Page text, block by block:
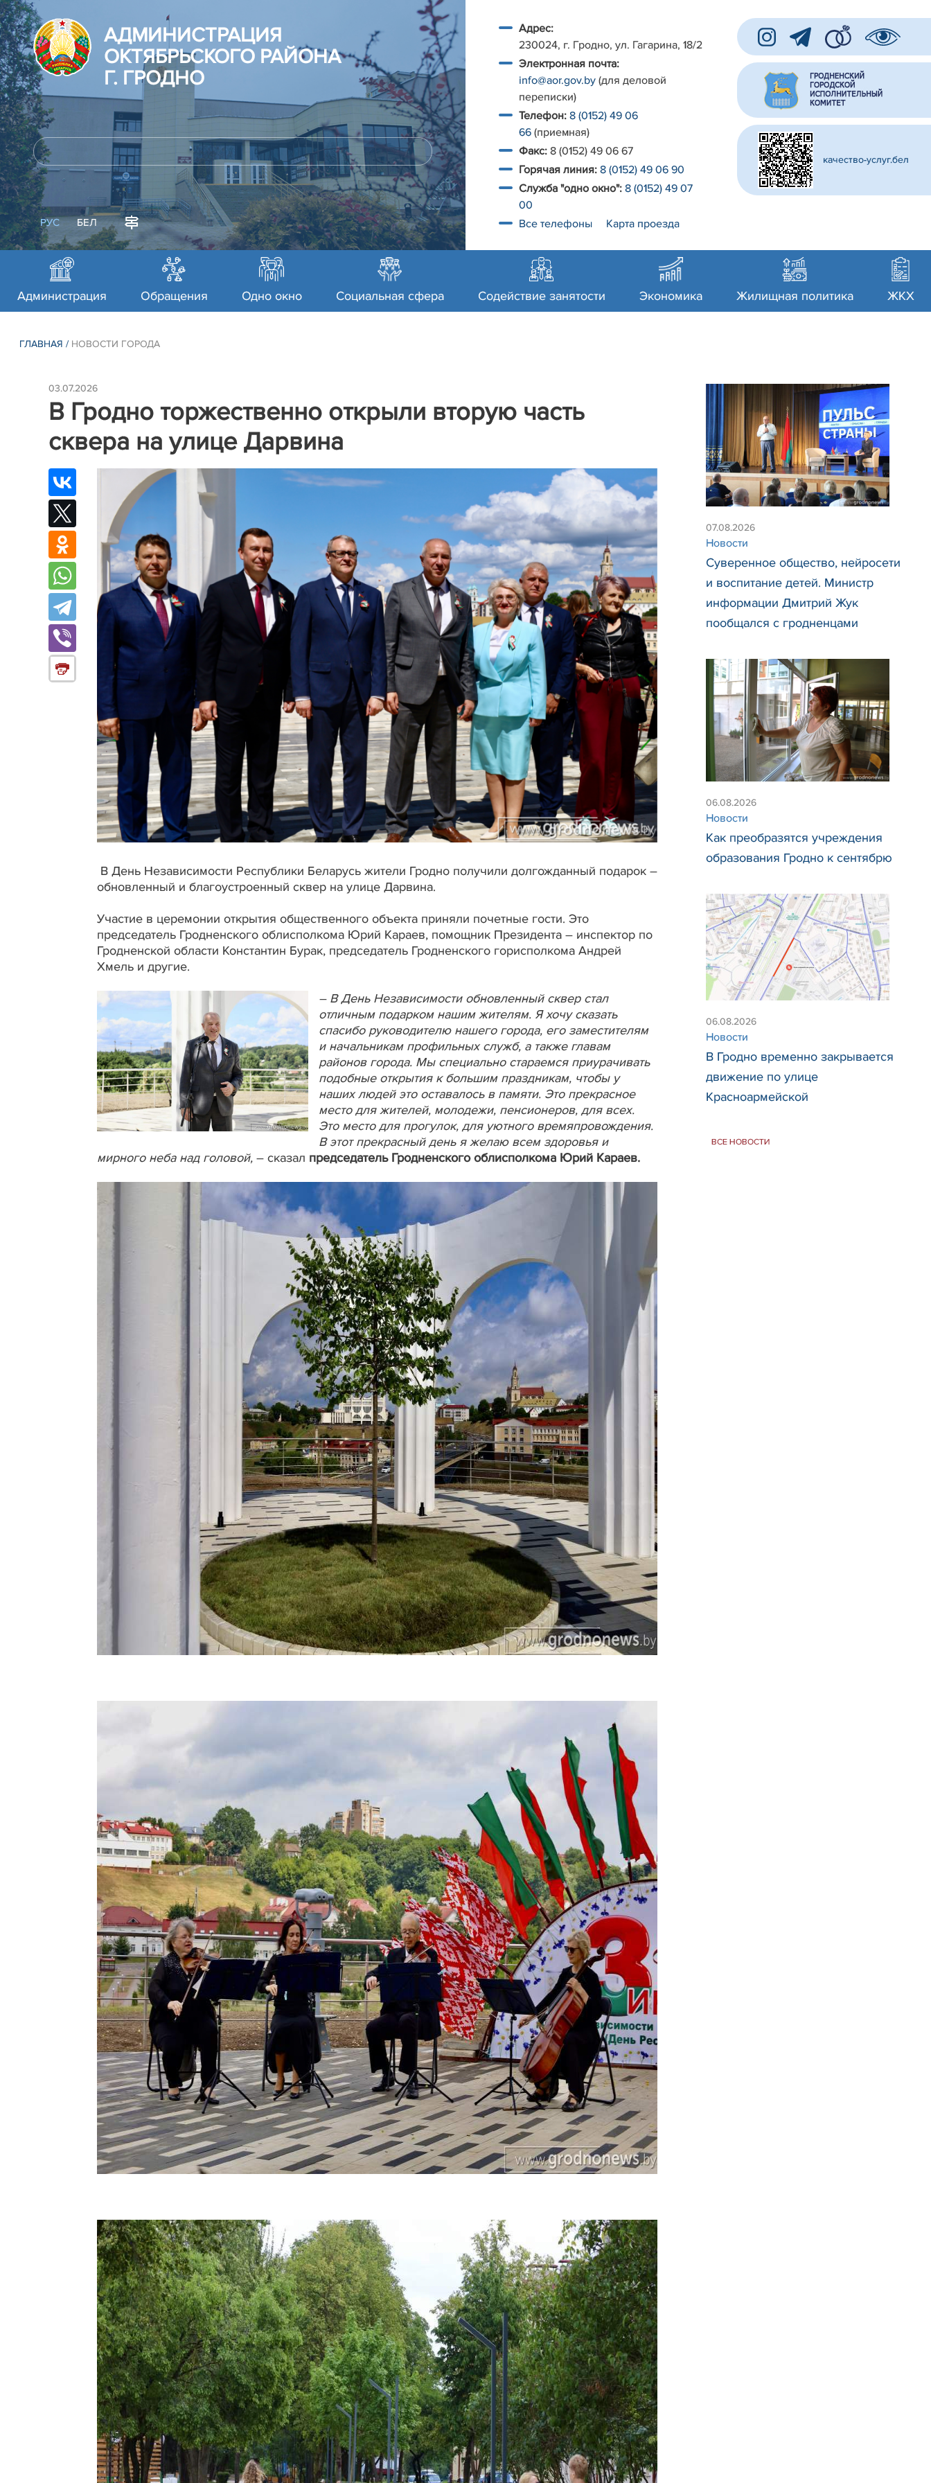
АДМИНИСТРАЦИЯ
ОКТЯБРЬСКОГО РАЙОНА
Г. ГРОДНО
РУС БЕЛ
Адрес:
230024, г. Гродно, ул. Гагарина, 18/2
Электронная почта:
info@aor.gov.by (для деловой
переписки)
Телефон: 8 (0152) 49 06
66 (приемная)
Факс: 8 (0152) 49 06 67
Горячая линия: 8 (0152) 49 06 90
Служба "одно окно": 8 (0152) 49 07
00
Все телефоны
Карта проезда
качество-услуг.бел
Администрация Обращения Одно окно Социальная сфера Содействие занятости Экономика Жилищная политика ЖКХ
ГЛАВНАЯ / НОВОСТИ ГОРОДА
03.07.2026
В Гродно торжественно открыли вторую часть
сквера на улице Дарвина
В День Независимости Республики Беларусь жители Гродно получили долгожданный подарок –
обновленный и благоустроенный сквер на улице Дарвина.
Участие в церемонии открытия общественного объекта приняли почетные гости. Это
председатель Гродненского облисполкома Юрий Караев, помощник Президента – инспектор по
Гродненской области Константин Бурак, председатель Гродненского горисполкома Андрей
Хмель и другие.
– В День Независимости обновленный сквер стал
отличным подарком нашим жителям. Я хочу сказать
спасибо руководителю нашего города, его заместителям
и начальникам профильных служб, а также главам
районов города. Мы специально стараемся приурачивать
подобные открытия к большим праздникам, чтобы у
наших людей это оставалось в памяти. Это прекрасное
место для жителей, молодежи, пенсионеров, для всех.
Это место для прогулок, для уютного времяпровождения.
В этот прекрасный день я желаю всем здоровья и
мирного неба над головой, – сказал председатель Гродненского облисполкома Юрий Караев.
07.08.2026
Новости
Суверенное общество, нейросети
и воспитание детей. Министр
информации Дмитрий Жук
пообщался с гродненцами
06.08.2026
Новости
Как преобразятся учреждения
образования Гродно к сентябрю
06.08.2026
Новости
В Гродно временно закрывается
движение по улице
Красноармейской
ВСЕ НОВОСТИ